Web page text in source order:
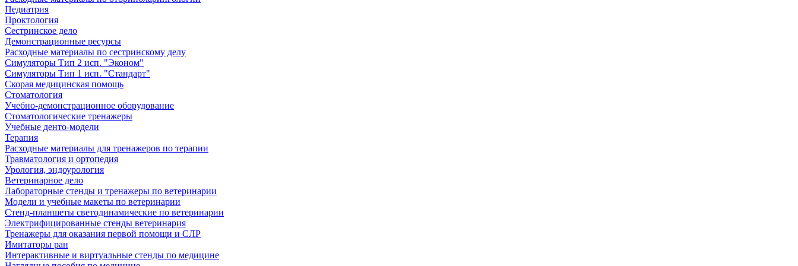
Педиатрия
Проктология
Сестринское дело
Демонстрационные ресурсы
Расходные материалы по сестринскому делу
Симуляторы Тип 2 исп. "Эконом"
Симуляторы Тип 1 исп. "Стандарт"
Скорая медицинская помощь
Стоматология
Учебно-демонстрационное оборудование
Стоматологические тренажеры
Учебные денто-модели
Терапия
Расходные материалы для тренажеров по терапии
Травматология и ортопедия
Урология, эндоурология
Ветеринарное дело
Лабораторные стенды и тренажеры по ветеринарии
Модели и учебные макеты по ветеринарии
Стенд-планшеты светодинамические по ветеринарии
Электрифицированные стенды ветеринария
Тренажеры для оказания первой помощи и СЛР
Имитаторы ран
Интерактивные и виртуальные стенды по медицине